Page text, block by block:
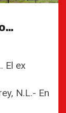
El ex
N.L.- En